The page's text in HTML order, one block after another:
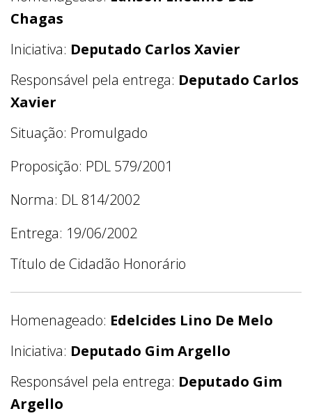
Chagas
Iniciativa: Deputado Carlos Xavier
Responsável pela entrega: Deputado Carlos
Xavier
Situação: Promulgado
Proposição: PDL 579/2001
Norma: DL 814/2002
Entrega: 19/06/2002
Título de Cidadão Honorário
Homenageado: Edelcides Lino De Melo
Iniciativa: Deputado Gim Argello
Responsável pela entrega: Deputado Gim
Argello